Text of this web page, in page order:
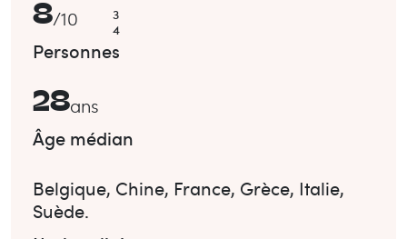
8/10
3
4
Personnes
28ans
Âge médian
Belgique, Chine, France, Grèce, Italie,
Suède.